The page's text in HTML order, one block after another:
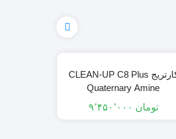
کارتریج CLEAN-UP C8 Plus
Quaternary Amine
تومان